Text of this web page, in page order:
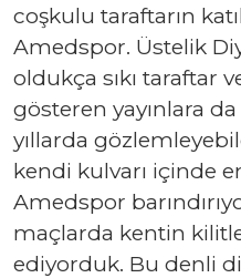
coşkulu taraftarın
Amedspor. Üstelik
oldukça sıkı taraftar
gösteren yayınlara
yıllarda
kendi kulvarı içinde
Amedspor
maçlarda kentin
ediyorduk. Bu denli